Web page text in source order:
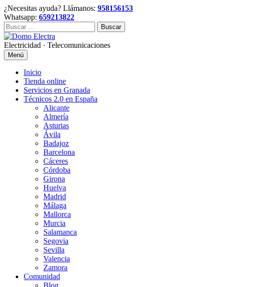
Skip
to
content
¿Necesitas ayuda? Llámanos: 958156153
Whatsapp: 659213822
Buscar:
Electricidad · Telecomunicaciones
Menú
Inicio
Tienda online
Servicios en Granada
Técnicos 2.0 en España
Alicante
Almería
Asturias
Ávila
Badajoz
Barcelona
Cáceres
Córdoba
Girona
Huelva
Madrid
Málaga
Mallorca
Murcia
Salamanca
Segovia
Sevilla
Valencia
Zamora
Comunidad
Blog